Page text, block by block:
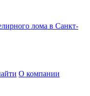
лома в Санкт-
О компании